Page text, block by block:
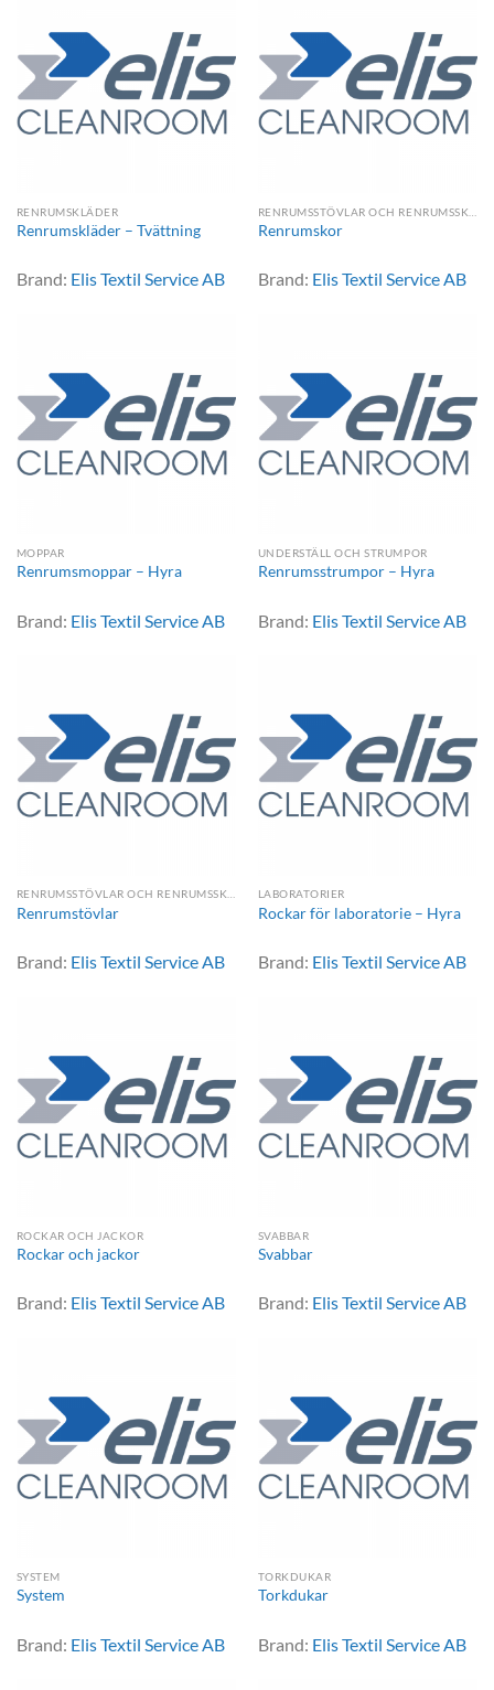
RENRUMSKLÄDER
Renrumskläder – Tvättning
Brand: Elis Textil Service AB
Renrumskor
Brand: Elis Textil Service AB
MOPPAR
Renrumsmoppar – Hyra
Brand: Elis Textil Service AB
UNDERSTÄLL OCH STRUMPOR
Renrumsstrumpor – Hyra
Brand: Elis Textil Service AB
Renrumstövlar
Brand: Elis Textil Service AB
LABORATORIER
Rockar för laboratorie – Hyra
Brand: Elis Textil Service AB
ROCKAR OCH JACKOR
Rockar och jackor
Brand: Elis Textil Service AB
SVABBAR
Svabbar
Brand: Elis Textil Service AB
SYSTEM
System
Brand: Elis Textil Service AB
TORKDUKAR
Torkdukar
Brand: Elis Textil Service AB